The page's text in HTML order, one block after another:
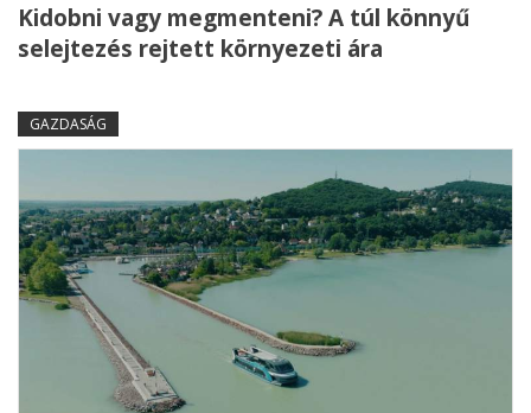
Kidobni vagy megmenteni? A túl könnyű
selejtezés rejtett környezeti ára
GAZDASÁG